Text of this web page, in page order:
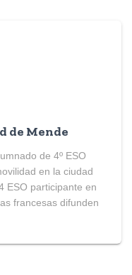
de Mende
de 4º ESO
en la ciudad
ESO participante en
francesas difunden